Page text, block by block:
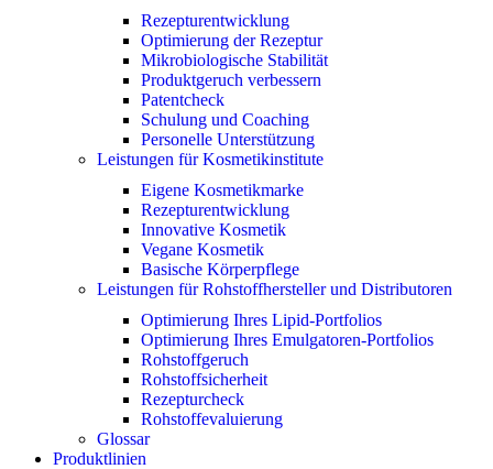
Rezepturentwicklung
Optimierung der Rezeptur
Mikrobiologische Stabilität
Produktgeruch verbessern
Patentcheck
Schulung und Coaching
Personelle Unterstützung
Leistungen für Kosmetikinstitute
Eigene Kosmetikmarke
Rezepturentwicklung
Innovative Kosmetik
Vegane Kosmetik
Basische Körperpflege
Leistungen für Rohstoffhersteller und Distributoren
Optimierung Ihres Lipid-Portfolios
Optimierung Ihres Emulgatoren-Portfolios
Rohstoffgeruch
Rohstoffsicherheit
Rezepturcheck
Rohstoffevaluierung
Glossar
Produktlinien